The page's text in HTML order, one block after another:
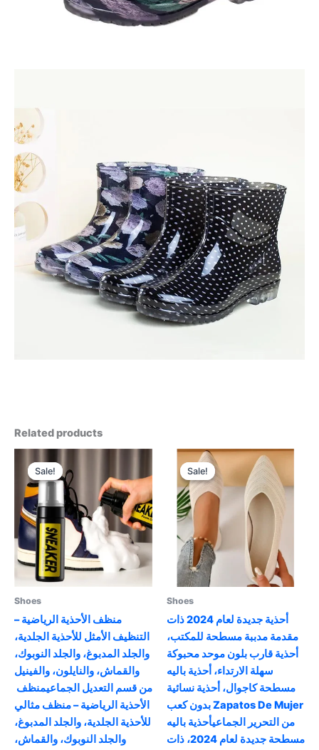
Related products
Sale!
Sale!
Shoes
منظف الأحذية الرياضية –
التنظيف الأمثل للأحذية الجلدية،
والجلد المدبوغ، والجلد النوبوك،
والقماش، والنايلون، والفينيل
من قسم التعديل الجماعيمنظف ​​
الأحذية الرياضية – منظف مثالي
للأحذية الجلدية، والجلد المدبوغ،
والجلد النوبوك، والقماش،
Sale!
Sale!
Shoes
أحذية جديدة لعام 2024 ذات
مقدمة مدببة مسطحة للمكتب،
أحذية قارب بلون موحد محبوكة
سهلة الارتداء، أحذية باليه
مسطحة كاجوال، أحذية نسائية
بدون كعب Zapatos De Mujer
من التحرير الجماعيأحذية باليه
مسطحة جديدة لعام 2024، ذات